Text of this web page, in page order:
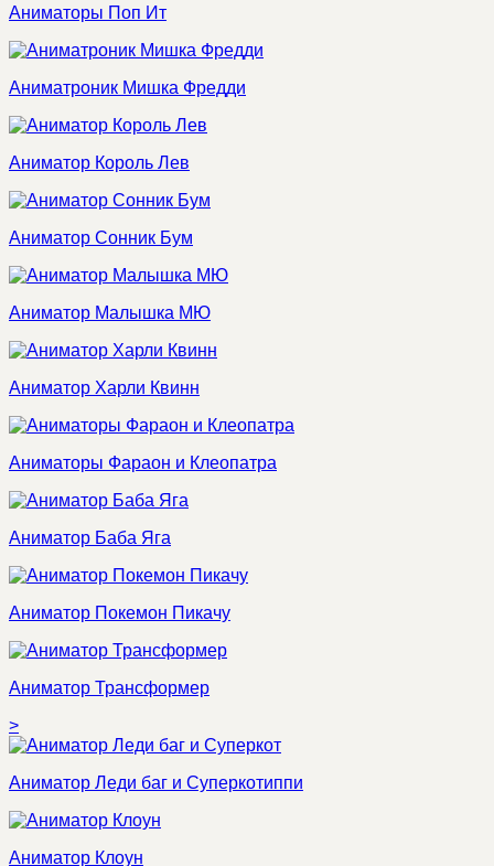
Аниматоры Поп Ит
Аниматроник Мишка Фредди
Аниматор Король Лев
Аниматор Сонник Бум
Аниматор Малышка МЮ
Аниматор Харли Квинн
Аниматоры Фараон и Клеопатра
Аниматор Баба Яга
Аниматор Покемон Пикачу
Аниматор Трансформер
>
Аниматор Леди баг и Суперкотиппи
Аниматор Клоун